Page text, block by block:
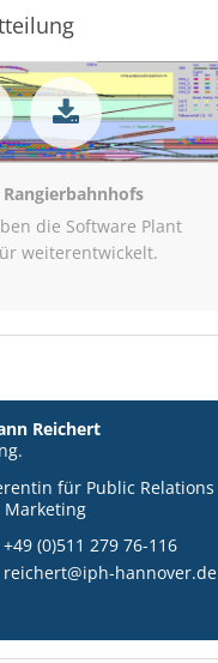
die Software Plant
weiterentwickelt.
Reichert
für Public Relations
Marketing
+49 (0)511 279 76-116
reichert@iph-hannover.de